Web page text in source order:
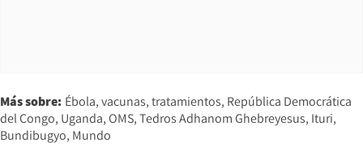
Más sobre: Ébola vacunas tratamientos República Democrática
del Congo Uganda OMS Tedros Adhanom Ghebreyesus Ituri
Bundibugyo Mundo